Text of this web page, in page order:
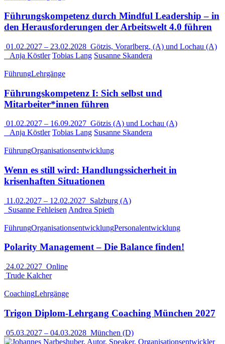
Führungskompetenz durch Mindful Leadership – in
den Herausforderungen der Arbeitswelt 4.0 führen
01.02.2027 – 23.02.2028 Götzis, Vorarlberg, (A) und Lochau (A)
Anja Köstler Tobias Lang Susanne Skandera
FührungLehrgänge
Führungskompetenz I: Sich selbst und
Mitarbeiter*innen führen
01.02.2027 – 16.09.2027 Götzis (A) und Lochau (A)
Anja Köstler Tobias Lang Susanne Skandera
FührungOrganisationsentwicklung
Wenn es still wird: Handlungssicherheit in
krisenhaften Situationen
11.02.2027 – 12.02.2027 Salzburg (A)
Susanne Fehleisen Andrea Spieth
FührungOrganisationsentwicklungPersonalentwicklung
Polarity Management – Die Balance finden!
24.02.2027 Online
Trude Kalcher
CoachingLehrgänge
Trigon Diplom-Lehrgang Coaching München 2027
05.03.2027 – 04.03.2028 München (D)